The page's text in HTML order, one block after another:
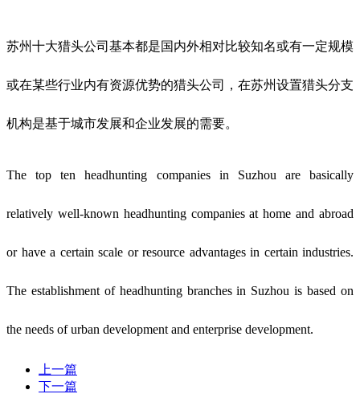
苏州十大猎头公司基本都是国内外相对比较知名或有一定规模
或在某些行业内有资源优势的猎头公司，在苏州设置猎头分支
机构是基于城市发展和企业发展的需要。
The top ten headhunting companies in Suzhou are basically
relatively well-known headhunting companies at home and abroad
or have a certain scale or resource advantages in certain industries.
The establishment of headhunting branches in Suzhou is based on
the needs of urban development and enterprise development.
上一篇
下一篇